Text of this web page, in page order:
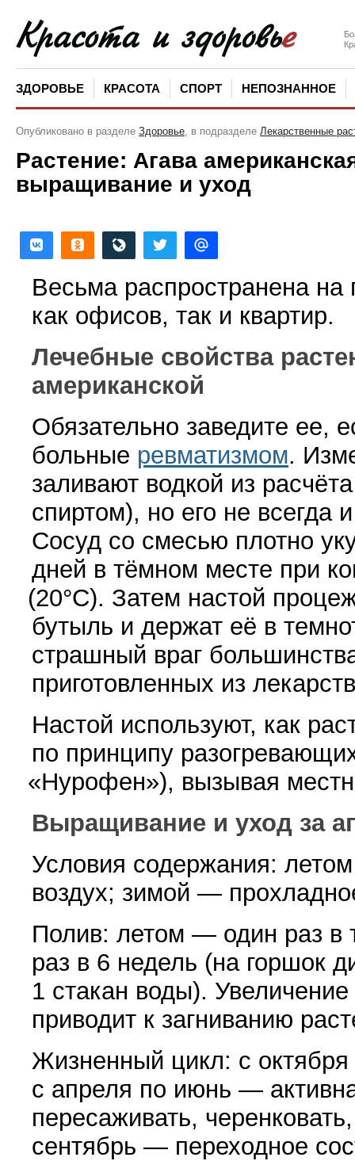
ЗДОРОВЬЕ КРАСОТА СПОРТ НЕПОЗНАННОЕ
Опубликовано в разделе Здоровье, в подразделе Лекарственные
Растение: Агава
выращивание и уход
Весьма распространена на
как офисов, так и квартир.
Лечебные свойства
американской
Обязательно заведите ее,
больные ревматизмом.
заливают водкой из
спиртом), но его не всегда
Сосуд со смесью плотно
дней в тёмном месте при
(20°С). Затем настой
бутыль и держат её в
страшный враг
приготовленных из
Настой используют, как
по принципу
«Нурофен»), вызывая
Выращивание и уход за
Условия содержания:
воздух; зимой —
Полив: летом — один раз в
раз в 6 недель (на горшок
1 стакан воды).
приводит к загниванию
Жизненный цикл: с
с апреля по июнь —
пересаживать,
сентябрь — переходное